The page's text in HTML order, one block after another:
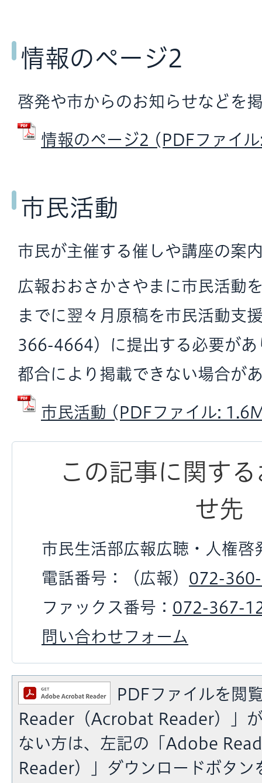
情報のページ2
啓発や市からのお知らせなどを
情報のページ2 (PDFファイ
市民活動
市民が主催する催しや講座の案
広報おおさかさやまに市民活動
までに翌々月原稿を市民活動支
366-4664）に提出する必要があ
都合により掲載できない場合が
市民活動 (PDFファイル:
この記事に関す
せ先
市民生活部広報広聴・人権啓
電話番号：（広報） 072-
ファックス番号： 072-367-
問い合わせフォーム
PDFファイルを閲
Reader（Acrobat Reader）」
ない方は、左記の「Adobe
Reader）」ダウンロードボタン